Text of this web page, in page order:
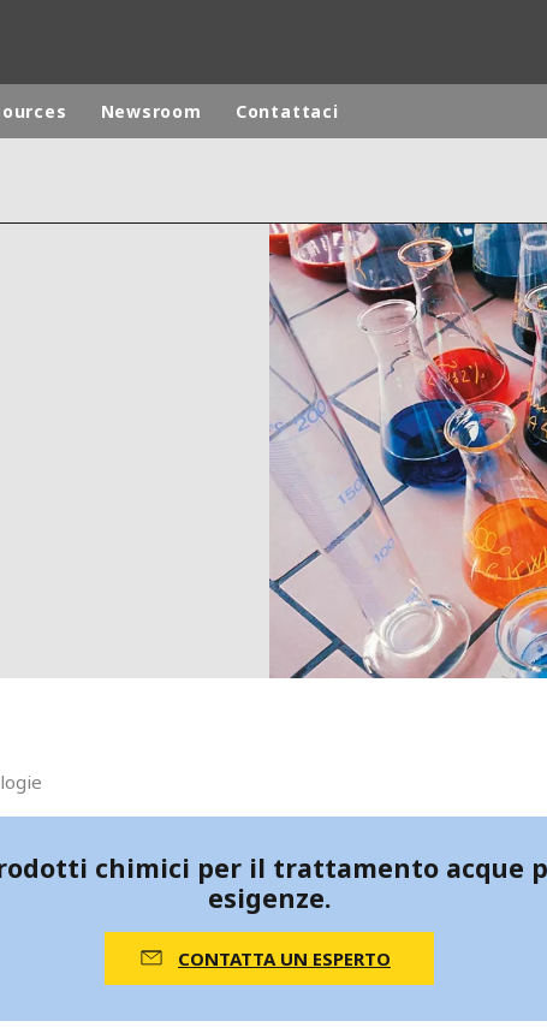
ANOXKALDNES
AQUAFLOW
BIOTHANE
ELGA
ENTROPÎE
HPD
HYDROTECH
MPP SYSTEMS
OTV
WESTGARTH
Newsroom Contattaci
chimici per il trattamento acque
esigenze.
CONTATTA UN ESPERTO